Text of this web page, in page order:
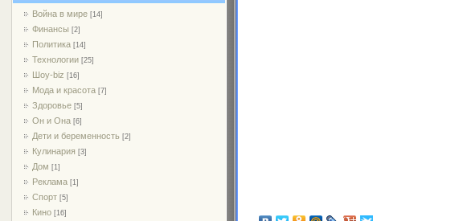
Война в мире [14]
Финансы [2]
Политика [14]
Технологии [25]
Шоу-biz [16]
Мода и красота [7]
Здоровье [5]
Он и Она [6]
Дети и беременность [2]
Кулинария [3]
Дом [1]
Реклама [1]
Спорт [5]
Кино [16]